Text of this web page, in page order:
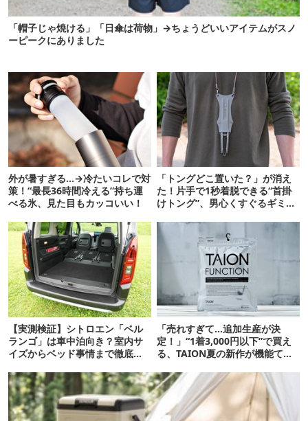
「帽子じゃ焼ける」「日傘は荷物」→ちょうどいいアイテムがスノ
ーピークにありました
外が暑すぎる…→冷たいコレで対
策！“最長36時間冷える”持ち運
べる氷、見た目もカッコいい！
「トングどこ置いた？」が消え
た！片手で1秒着脱できる“首掛
けトング”、男心くすぐるギミッ
【実測検証】シトロエン「ベル
ランゴ」は車中泊向き？室内サ
イズからベッド事情まで徹底レ
「売れすぎて…追加生産が決
定！」“1着3,000円以下”で買え
る、TAION夏の新作が機能てん